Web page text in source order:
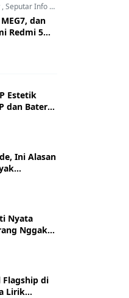
,Seputar Info MIUI Xiaomi
dan
Redmi 5
Tidak
Estetik
dan Baterai
Ini Alasan
Nyata
Nggak
Flagship di
Lirik